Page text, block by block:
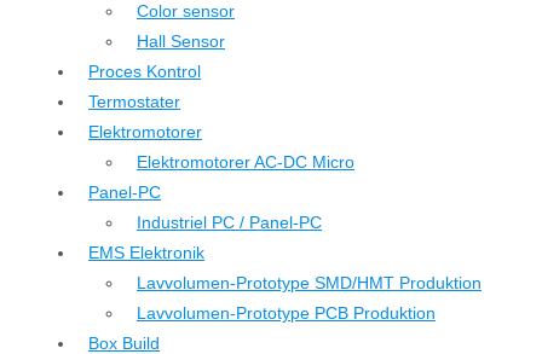
Color sensor
Hall Sensor
Proces Kontrol
Termostater
Elektromotorer
Elektromotorer AC-DC Micro
Panel-PC
Industriel PC / Panel-PC
EMS Elektronik
Lavvolumen-Prototype SMD/HMT Produktion
Lavvolumen-Prototype PCB Produktion
Box Build